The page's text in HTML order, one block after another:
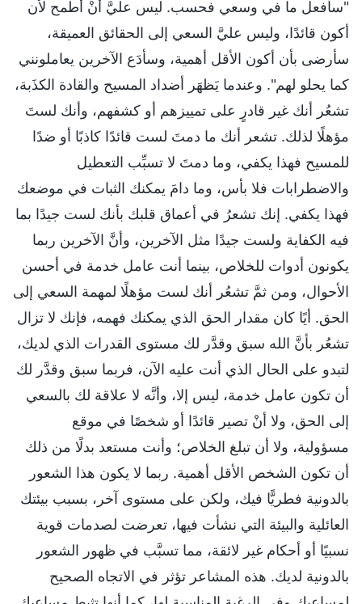
"سأفعل ما في وسعي فحسب. ليس عليَّ أنْ أطمح لأن
أكون قائدًا، وليس عليَّ السعي إلى الحقائق العميقة،
سأرضى بأن أكون الأقل أهمية، وسأدَع الآخرين يعاملونني
كما يحلو لهم". وعندما يَظهَر أضداد المسيح والقادة الكذَبة،
تشعُر أنك غير قادرٍ على تمييزهم أو كشفهم، وأنك لستَ
مؤهلًا لذلك. تشعر أنك ما دمتَ لست قائدًا كاذبًا أو ضدًا
للمسيح فهذا يكفي، وما دمتَ لا تسبِّب التعطيل
والاضطرابات فلا بأس، وما دامَ يمكنك الثبات في موضعك
فهذا يكفي. إنك تشعرُ في أعماق قلبك بأنك لست جيدًا بما
فيه الكفاية ولست جيدًا مثل الآخرين، وأنَّ الآخرين ربما
يكونون أدوات للخلاص، بينما أنت عامل خدمة في أحسن
الأحوال، ومن ثمَّ تشعُر أنك لست مؤهلًا لمهمة السعي إلى
الحق. أيًا كان مقدار الحق الذي يمكنك فهمه، فإنك لا تزال
تشعُر بأنَّ الله سبق وقدَّر لك مستوى القدرات الذي لديك،
لتبدو على الحال الذي أنت عليه الآن، فربما سبق وقدَّر لك
أن تكون عامل خدمة، ليس إلا، وأنَّه لا علاقة لك بالسعي
إلى الحق، ولا أنْ تصير قائدًا أو شخصًا في موقع
مسؤولية، ولا أن تبلغ الخلاص؛ وأنت مستعد بدلًا من ذلك
أن تكون الشخص الأقل أهمية. ربما لا يكون هذا الشعور
بالدونية فطريًّا فيك، ولكن على مستوى آخر، بسبب بيئتك
العائلية والبيئة التي نشأت فيها، تعرضت لصدمات قوية
نسبيًا أو أحكام غير لائقة، مما تسبَّب في ظهور الشعور
بالدونية لديك. هذه المشاعر تؤثر في الاتجاه الصحيح